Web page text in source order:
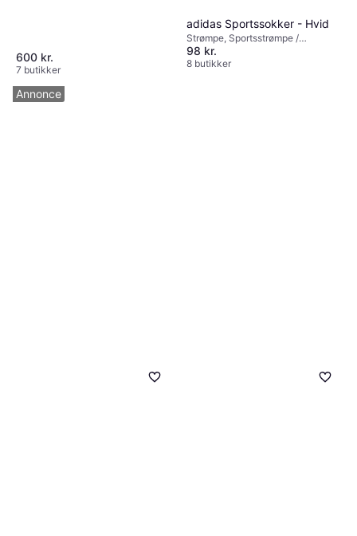
600 kr.
7 butikker
adidas Sportssokker - Hvid
Strømpe, Sportsstrømpe /
Træningsstrømpe, Ensfarvet,
Materiale: Elastan/Lycra/Spandex,
98 kr.
8 butikker
Annonce